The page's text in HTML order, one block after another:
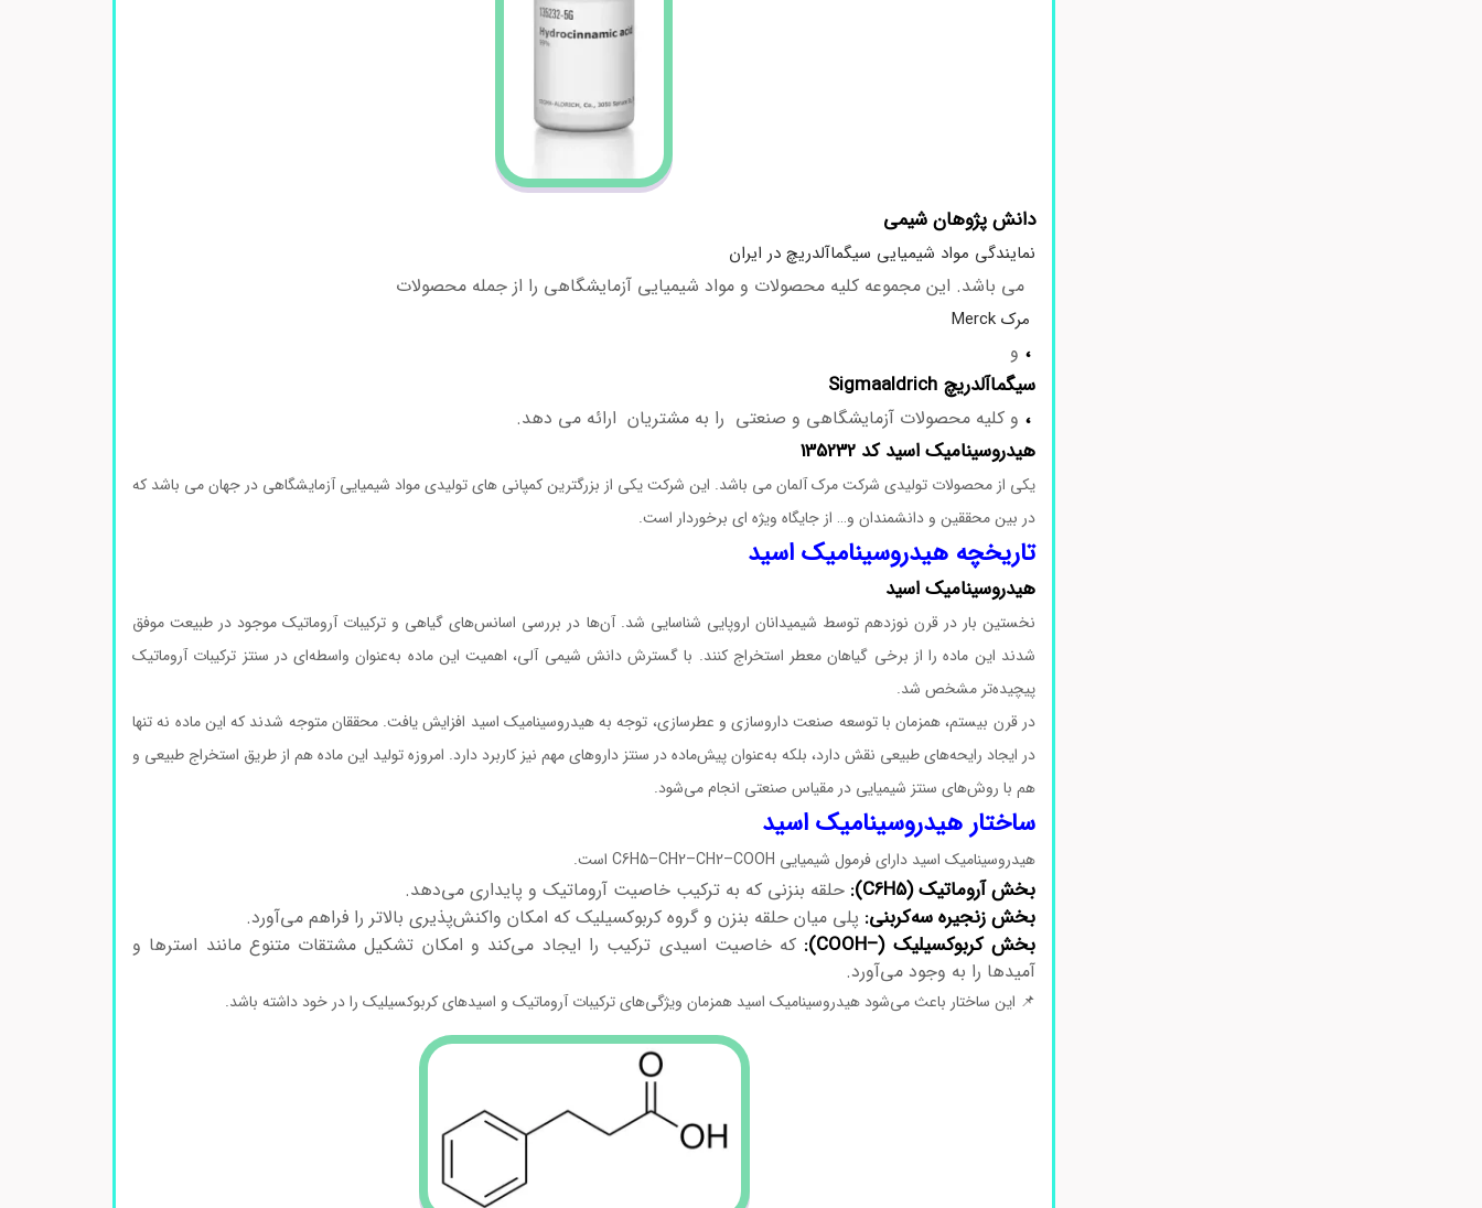
دانش پژوهان شیمی
نمایندگی مواد شیمیایی سیگماآلدریچ در ایران
می باشد. این مجموعه کلیه محصولات و مواد شیمیایی آزمایشگاهی را از جمله محصولات
مرک Merck
، و
سیگماآلدریچ Sigmaaldrich
، و کلیه محصولات آزمایشگاهی و صنعتی را به مشتریان ارائه می دهد.
هیدروسینامیک اسید کد 135232
یکی از محصولات تولیدی شرکت مرک آلمان می باشد. این شرکت یکی از بزرگترین کمپانی های تولیدی مواد شیمیایی آزمایشگاهی در جهان می باشد که
در بین محققین و دانشمندان و… از جایگاه ویژه ای برخوردار است.
تاریخچه هیدروسینامیک اسید
هیدروسینامیک اسید
نخستین بار در قرن نوزدهم توسط شیمیدانان اروپایی شناسایی شد. آن‌ها در بررسی اسانس‌های گیاهی و ترکیبات آروماتیک موجود در طبیعت موفق
شدند این ماده را از برخی گیاهان معطر استخراج کنند. با گسترش دانش شیمی آلی، اهمیت این ماده به‌عنوان واسطه‌ای در سنتز ترکیبات آروماتیک
پیچیده‌تر مشخص شد.
در قرن بیستم، همزمان با توسعه صنعت داروسازی و عطرسازی، توجه به هیدروسینامیک اسید افزایش یافت. محققان متوجه شدند که این ماده نه تنها
در ایجاد رایحه‌های طبیعی نقش دارد، بلکه به‌عنوان پیش‌ماده در سنتز داروهای مهم نیز کاربرد دارد. امروزه تولید این ماده هم از طریق استخراج طبیعی و
هم با روش‌های سنتز شیمیایی در مقیاس صنعتی انجام می‌شود.
ساختار هیدروسینامیک اسید
هیدروسینامیک اسید دارای فرمول شیمیایی C6H5–CH2–CH2–COOH است.
بخش آروماتیک (C6H5): حلقه بنزنی که به ترکیب خاصیت آروماتیک و پایداری می‌دهد.
بخش زنجیره سه‌کربنی: پلی میان حلقه بنزن و گروه کربوکسیلیک که امکان واکنش‌پذیری بالاتر را فراهم می‌آورد.
بخش کربوکسیلیک (–COOH):
که خاصیت اسیدی ترکیب را ایجاد می‌کند و امکان تشکیل مشتقات متنوع مانند استرها و
آمیدها را به وجود می‌آورد.
📌 این ساختار باعث می‌شود هیدروسینامیک اسید همزمان ویژگی‌های ترکیبات آروماتیک و اسیدهای کربوکسیلیک را در خود داشته باشد.